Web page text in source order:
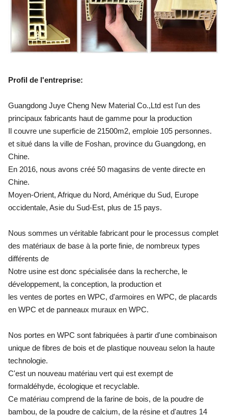
Profil de l'entreprise:
Guangdong Juye Cheng New Material Co.,Ltd est l'un des
principaux fabricants haut de gamme pour la production
Il couvre une superficie de 21500m2, emploie 105 personnes.
et situé dans la ville de Foshan, province du Guangdong, en
Chine.
En 2016, nous avons créé 50 magasins de vente directe en
Chine.
Moyen-Orient, Afrique du Nord, Amérique du Sud, Europe
occidentale, Asie du Sud-Est, plus de 15 pays.
Nous sommes un véritable fabricant pour le processus complet
des matériaux de base à la porte finie, de nombreux types
différents de
Notre usine est donc spécialisée dans la recherche, le
développement, la conception, la production et
les ventes de portes en WPC, d'armoires en WPC, de placards
en WPC et de panneaux muraux en WPC.
Nos portes en WPC sont fabriquées à partir d'une combinaison
unique de fibres de bois et de plastique nouveau selon la haute
technologie.
C'est un nouveau matériau vert qui est exempt de
formaldéhyde, écologique et recyclable.
Ce matériau comprend de la farine de bois, de la poudre de
bambou, de la poudre de calcium, de la résine et d'autres 14